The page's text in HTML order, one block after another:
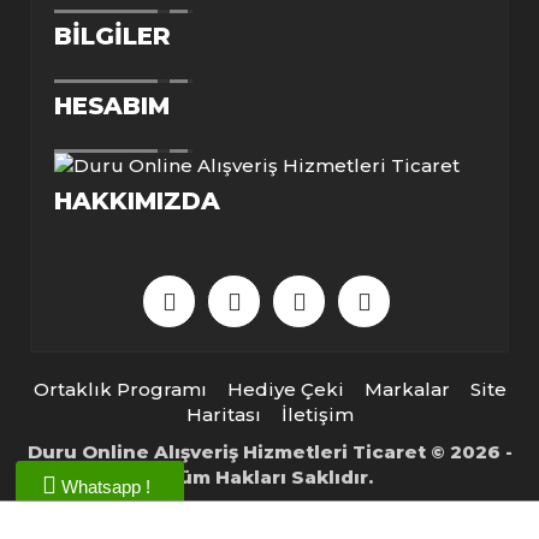
Whatsapp !
BILGILER
HESABIM
HAKKIMIZDA
Ortaklık Programı Hediye Çeki Markalar
Site
Haritası
İletişim
Duru Online Alışveriş Hizmetleri Ticaret © 2026 -
Tüm Hakları Saklıdır.